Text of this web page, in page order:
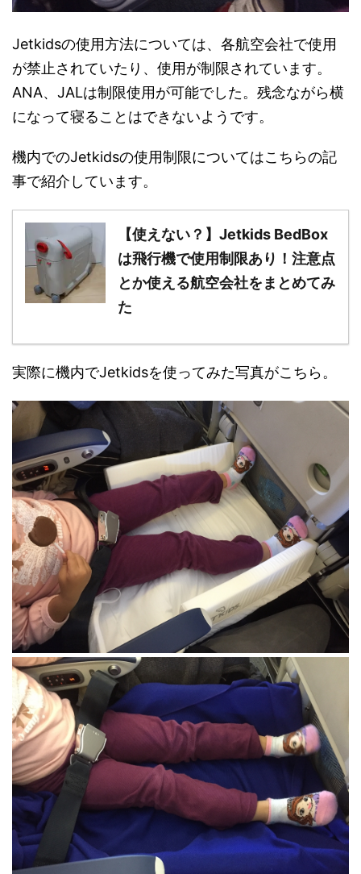
Jetkidsの使用方法については、各航空会社で使用
が禁止されていたり、使用が制限されています。
ANA、JALは制限使用が可能でした。残念ながら横
になって寝ることはできないようです。
機内でのJetkidsの使用制限についてはこちらの記
事で紹介しています。
【使えない？】Jetkids BedBox
は飛行機で使用制限あり！注意点
とか使える航空会社をまとめてみ
た
実際に機内でJetkidsを使ってみた写真がこちら。